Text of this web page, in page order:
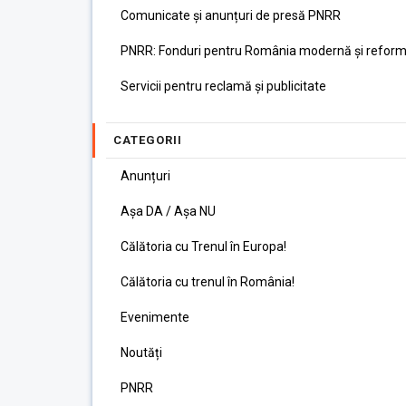
Comunicate și anunțuri de presă PNRR
PNRR: Fonduri pentru România modernă și
Servicii pentru reclamă și publicitate
CATEGORII
Anunțuri
Așa DA / Așa NU
Călătoria cu Trenul în Europa!
Călătoria cu trenul în România!
Evenimente
Noutăți
PNRR